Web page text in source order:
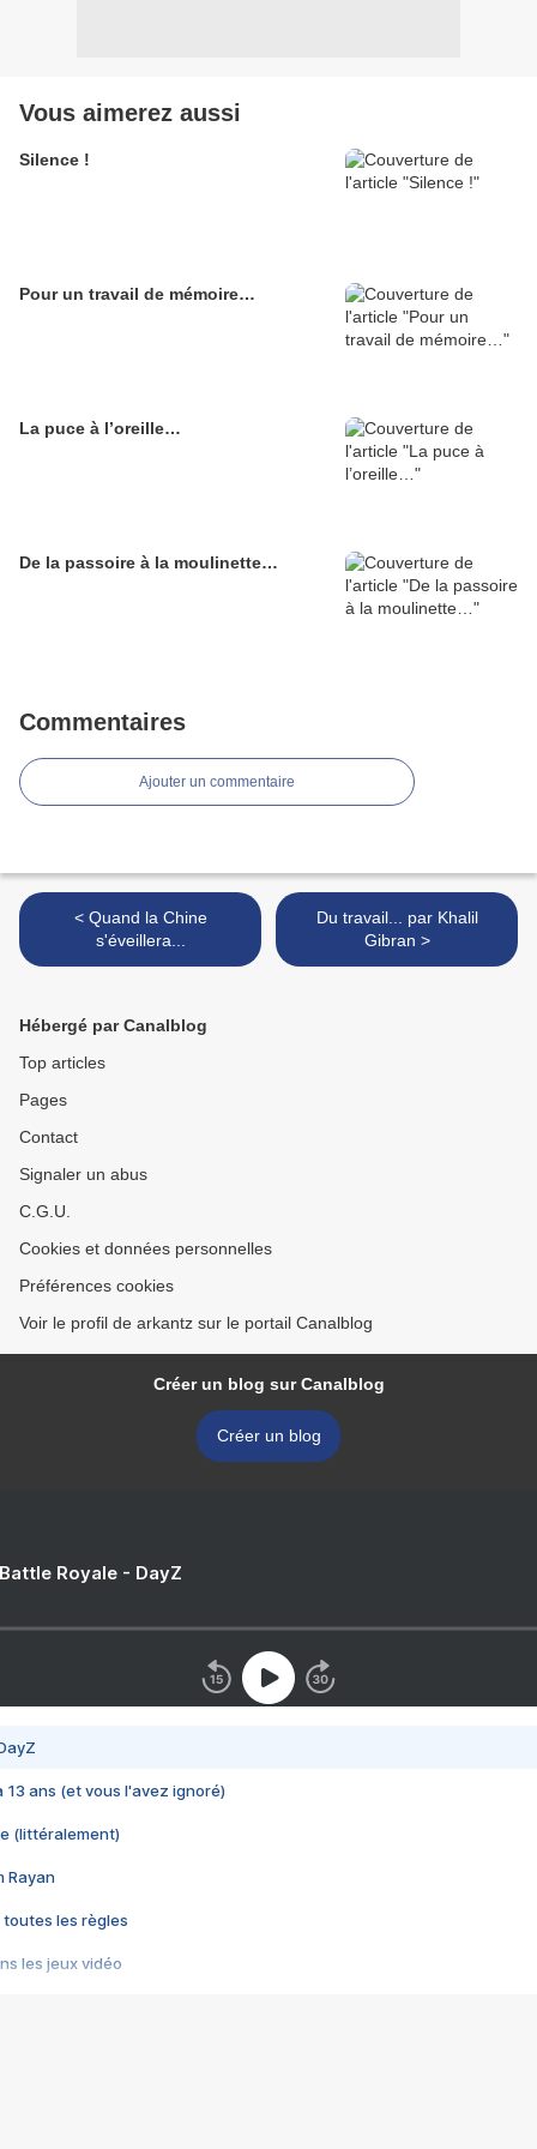
Vous aimerez aussi
Silence !
Pour un travail de mémoire…
La puce à l’oreille…
De la passoire à la moulinette…
Commentaires
Ajouter un commentaire
< Quand la Chine
s'éveillera...
Du travail... par Khalil
Gibran >
Hébergé par Canalblog
Top articles
Pages
Contact
Signaler un abus
C.G.U.
Cookies et données personnelles
Préférences cookies
Voir le profil de arkantz sur le portail Canalblog
Créer un blog sur Canalblog
Créer un blog
Royale - DayZ
13 ans (et vous l'avez ignoré)
(littéralement)
Rayan
toutes les règles
les jeux vidéo